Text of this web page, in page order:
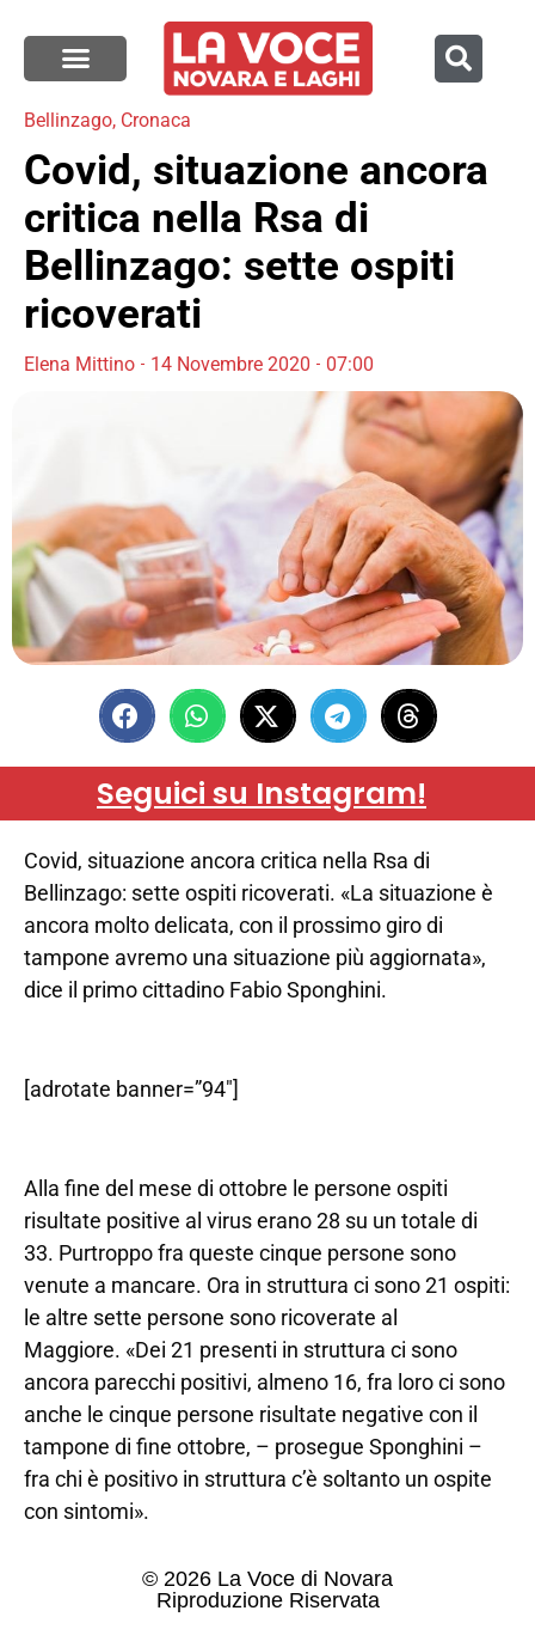
Bellinzago, Cronaca
Covid, situazione ancora
critica nella Rsa di
Bellinzago: sette ospiti
ricoverati
Elena Mittino 14 Novembre 2020 07:00
Seguici su Instagram!
Covid, situazione ancora critica nella Rsa di
Bellinzago: sette ospiti ricoverati. «La situazione è
ancora molto delicata, con il prossimo giro di
tampone avremo una situazione più aggiornata»,
dice il primo cittadino Fabio Sponghini.
[adrotate banner=”94″]
Alla fine del mese di ottobre le persone ospiti
risultate positive al virus erano 28 su un totale di
33. Purtroppo fra queste cinque persone sono
venute a mancare. Ora in struttura ci sono 21 ospiti:
le altre sette persone sono ricoverate al
Maggiore. «Dei 21 presenti in struttura ci sono
ancora parecchi positivi, almeno 16, fra loro ci sono
anche le cinque persone risultate negative con il
tampone di fine ottobre, – prosegue Sponghini –
fra chi è positivo in struttura c’è soltanto un ospite
con sintomi».
© 2026 La Voce di Novara
Riproduzione Riservata